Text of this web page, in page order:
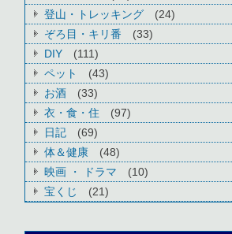
登山・トレッキング
(24)
ぞろ目・キリ番
(33)
DIY
(111)
ペット
(43)
お酒
(33)
衣・食・住
(97)
日記
(69)
体＆健康
(48)
映画 ・ ドラマ
(10)
宝くじ
(21)